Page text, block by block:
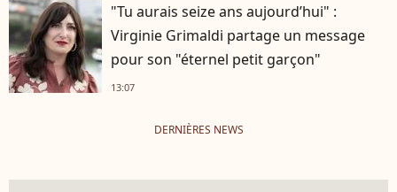
"Tu aurais seize ans aujourd’hui" :
Virginie Grimaldi partage un message
pour son "éternel petit garçon"
13:07
DERNIÈRES NEWS